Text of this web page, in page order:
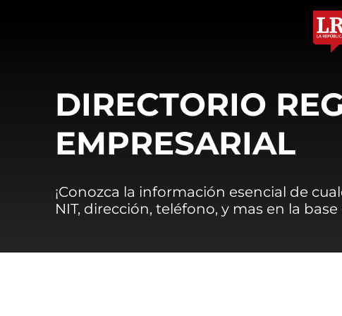
DIRECTORIO
EMPRESARIAL
¡Conozca la información esencial de
NIT, dirección, teléfono, y mas en la